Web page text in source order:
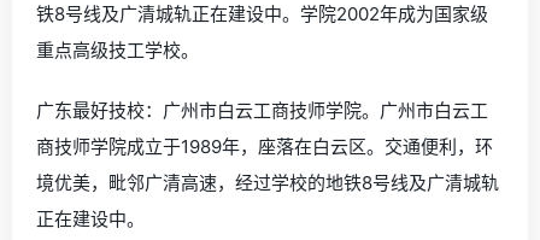
铁8号线及广清城轨正在建设中。学院2002年成为国家级
重点高级技工学校。
广东最好技校：广州市白云工商技师学院。广州市白云工
商技师学院成立于1989年，座落在白云区。交通便利，环
境优美，毗邻广清高速，经过学校的地铁8号线及广清城轨
正在建设中。